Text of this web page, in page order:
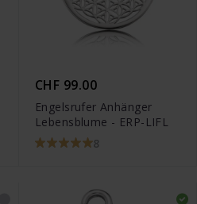
CHF 99.00
Engelsrufer Anhänger
Lebensblume - ERP-LIFL
8